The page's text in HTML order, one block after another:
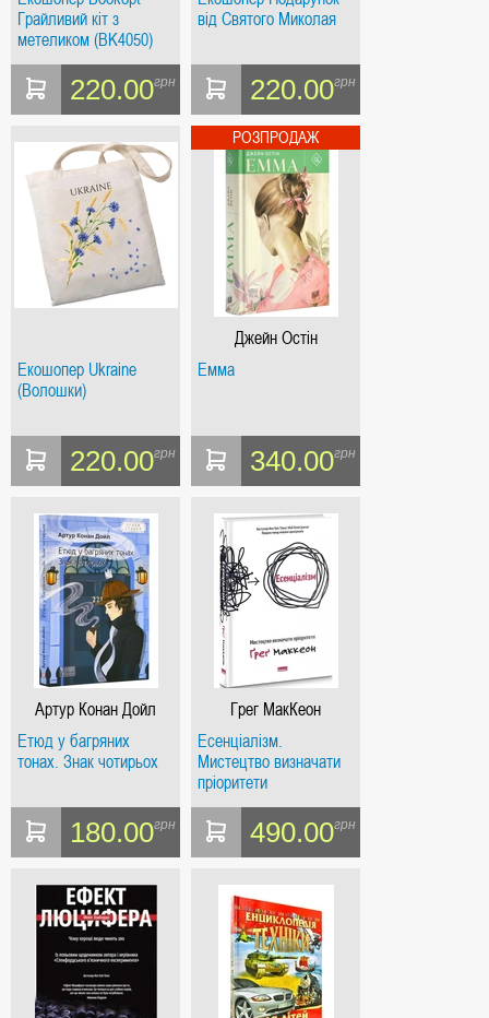
Грайливий кіт з
метеликом (BK4050)
220.00грн
від Святого Миколая
220.00грн
Екошопер Ukraine
(Волошки)
220.00грн
Джейн Остін
Емма
340.00грн
Артур Конан Дойл
Етюд у багряних
тонах. Знак чотирьох
180.00грн
Грег МакКеон
Есенціалізм.
Мистецтво визначати
пріоритети
490.00грн